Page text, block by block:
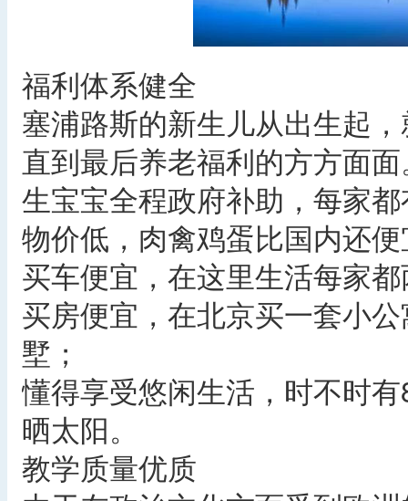
福利体系健全
塞浦路斯的新生儿从出生起
直到最后养老福利的方方面
生宝宝全程政府补助，每家
物价低，肉禽鸡蛋比国内还
买车便宜，在这里生活每家
买房便宜，在北京买一套小
墅；
懂得享受悠闲生活，时不时
晒太阳。
教学质量优质